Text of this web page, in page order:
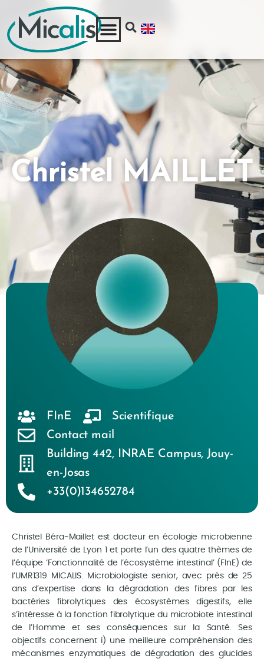
Christel MAILLET
Christel Béra-Maillet est docteur en écologie microbienne
de l’Université de Lyon 1 et porte l’un des quatre thèmes de
l’équipe ‘Fonctionnalité de l’écosystème intestinal’ (FInE) de
l’UMR1319 MICALIS. Microbiologiste senior, avec près de 25
ans d’expertise dans la dégradation des fibres par les
bactéries fibrolytiques des écosystèmes digestifs, elle
s’intéresse à la fonction fibrolytique du microbiote intestinal
de l’Homme et ses conséquences sur la Santé. Ses
objectifs concernent i) une meilleure compréhension des
mécanismes enzymatiques de dégradation des glucides
FInE
Scientifique
Contact mail
Building 442, INRAE Campus,Jouy-
en-Josas
+33(0)134652784